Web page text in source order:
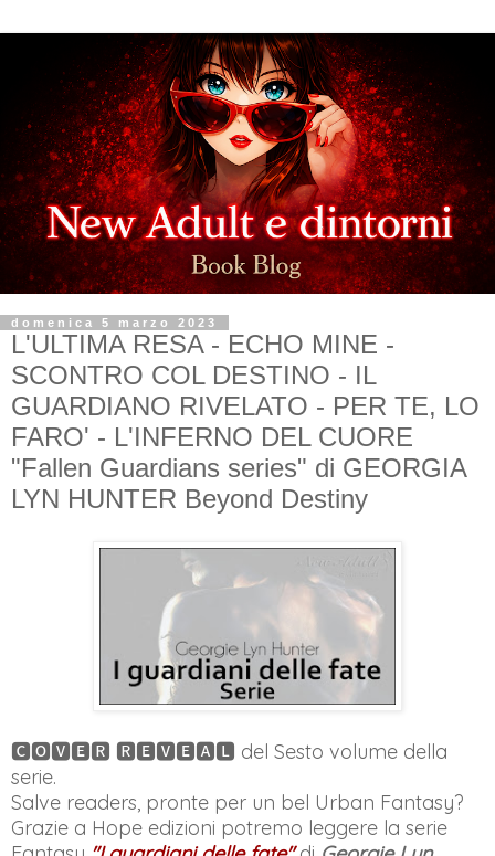
domenica 5 marzo 2023
L'ULTIMA RESA - ECHO MINE -
SCONTRO COL DESTINO - IL
GUARDIANO RIVELATO - PER TE, LO
FARO' - L'INFERNO DEL CUORE
"Fallen Guardians series" di GEORGIA
LYN HUNTER Beyond Destiny
🅲🅾🆅🅴🆁 🆁🅴🆅🅴🅰🅻 del Sesto volume della
serie.
Salve readers, pronte per un bel Urban Fantasy?
Grazie a Hope edizioni potremo leggere la serie